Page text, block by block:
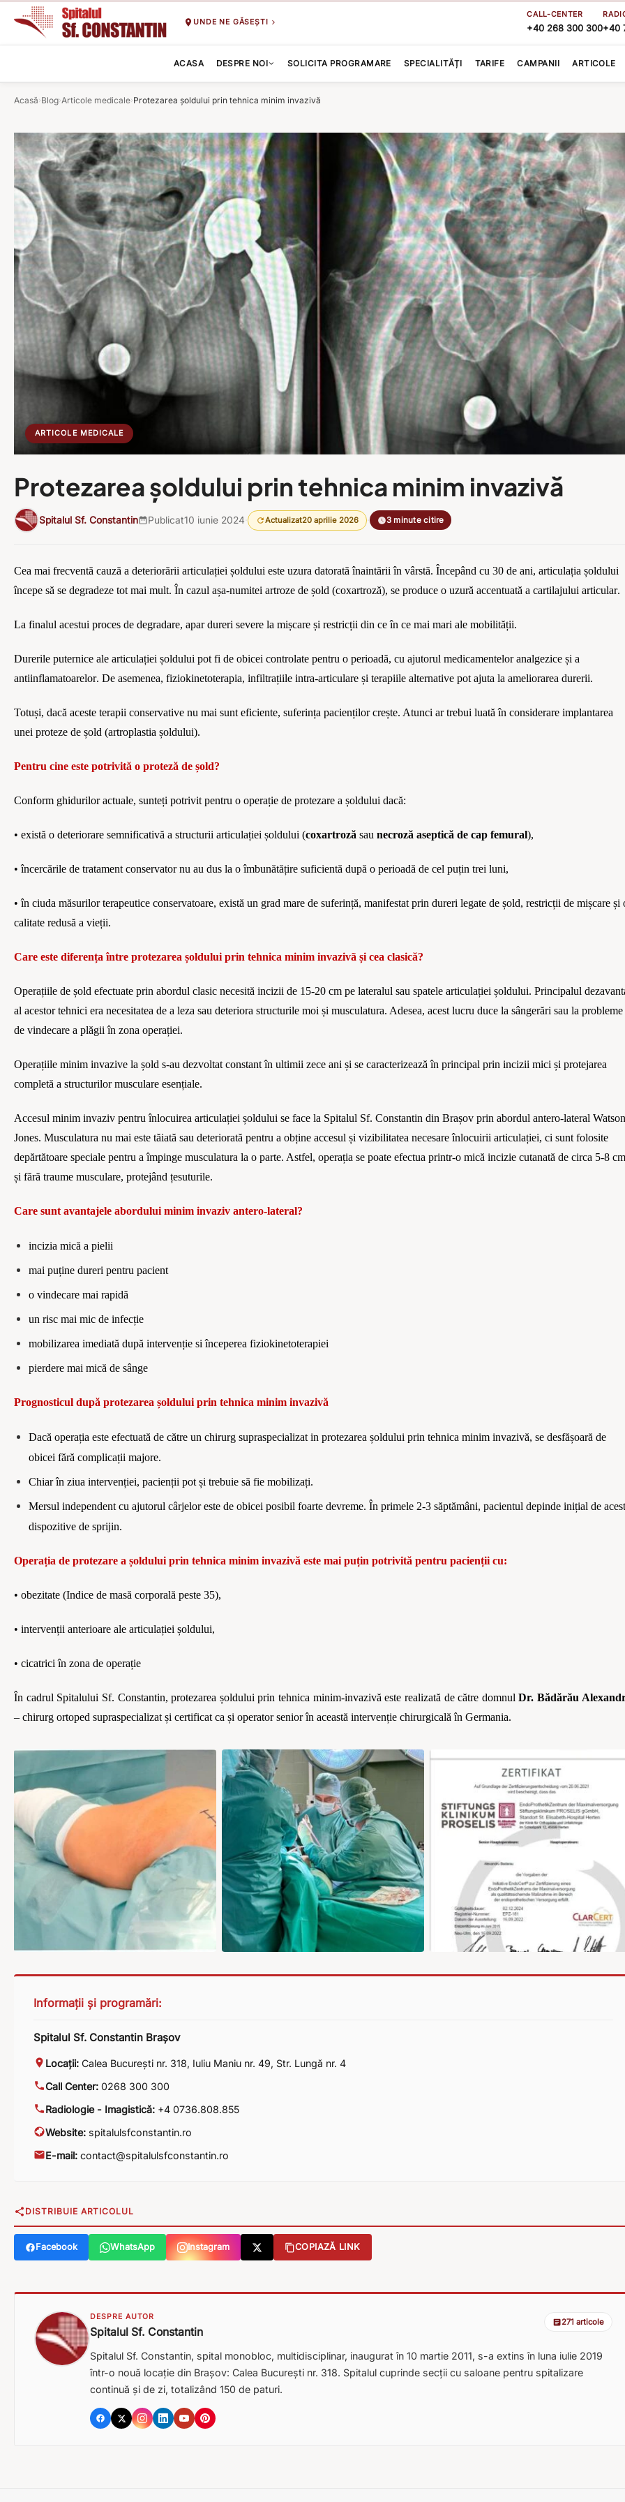
UNDE NE GĂSEȘTI
CALL-CENTER
+40 268 300 300+40
ACASA DESPRE NOI SOLICITA PROGRAMARE SPECIALITĂȚI TARIFE CAMPANII ARTICOLE
Acasă›Blog›Articole medicale›Protezarea șoldului prin tehnica minim invazivă
ARTICOLE MEDICALE
Protezarea șoldului prin tehnica minim invazivă
Spitalul Sf. Constantin Publicat10 iunie 2024 Actualizat20 aprilie 2026 3 minute citire
Cea mai frecventă cauză a deteriorării articulației șoldului este uzura datorată înaintării în vârstă. Începând cu 30 de ani, articulația șoldului
începe să se degradeze tot mai mult. În cazul așa-numitei artroze de șold (coxartroză), se produce o uzură accentuată a cartilajului articular.
La finalul acestui proces de degradare, apar dureri severe la mișcare și restricții din ce în ce mai mari ale mobilității.
Durerile puternice ale articulației șoldului pot fi de obicei controlate pentru o perioadă, cu ajutorul medicamentelor analgezice și a
antiinflamatoarelor. De asemenea, fiziokinetoterapia, infiltrațiile intra-articulare și terapiile alternative pot ajuta la ameliorarea durerii.
Totuși, dacă aceste terapii conservative nu mai sunt eficiente, suferința pacienților crește. Atunci ar trebui luată în considerare implantarea
unei proteze de șold (artroplastia șoldului).
Pentru cine este potrivită o proteză de șold?
Conform ghidurilor actuale, sunteți potrivit pentru o operație de protezare a șoldului dacă:
• există o deteriorare semnificativă a structurii articulației șoldului (coxartroză sau necroză aseptică de cap femural),
• încercările de tratament conservator nu au dus la o îmbunătățire suficientă după o perioadă de cel puțin trei luni,
• în ciuda măsurilor terapeutice conservatoare, există un grad mare de suferință, manifestat prin dureri legate de șold, restricții de mișcare și
calitate redusă a vieții.
Care este diferența între protezarea șoldului prin tehnica minim invazivã și cea clasică?
Operațiile de șold efectuate prin abordul clasic necesită incizii de 15-20 cm pe lateralul sau spatele articulației șoldului. Principalul
al acestor tehnici era necesitatea de a leza sau deteriora structurile moi și musculatura. Adesea, acest lucru duce la sângerări sau la probleme
de vindecare a plăgii în zona operației.
Operațiile minim invazive la șold s-au dezvoltat constant în ultimii zece ani și se caracterizează în principal prin incizii mici și protejarea
completă a structurilor musculare esențiale.
Accesul minim invaziv pentru înlocuirea articulației șoldului se face la Spitalul Sf. Constantin din Brașov prin abordul antero-lateral
Jones. Musculatura nu mai este tăiată sau deteriorată pentru a obține accesul și vizibilitatea necesareînlocuirii articulației, ci sunt folosite
depărtătoare speciale pentru a împinge musculatura la o parte. Astfel, operația se poate efectua printr-o mică incizie cutanată de circa 5-8 cm
și fără traume musculare, protejând țesuturile.
Care sunt avantajele abordului minim invaziv antero-lateral?
incizia mică a pielii
mai puține dureri pentru pacient
o vindecare mai rapidă
un risc mai mic de infecție
mobilizarea imediată după intervenție si începerea fiziokinetoterapiei
pierdere mai mică de sânge
Prognosticul după protezarea șoldului prin tehnica minim invazivă
Dacă operația este efectuată de către un chirurg supraspecializat in protezarea șoldului prin tehnica minim invazivă, se desfășoară de
obicei fără complicații majore.
Chiar în ziua intervenției, pacienții pot și trebuie să fie mobilizați.
Mersul independent cu ajutorul cârjeloreste de obicei posibil foarte devreme. În primele 2-3 săptămâni, pacientul depinde inițial de
dispozitive de sprijin.
Operația de protezare a șoldului prin tehnica minim invazivă este mai puțin potrivită pentru pacienții cu:
• obezitate (Indice de masă corporală peste 35),
• intervenții anterioare ale articulației șoldului,
• cicatriciîn zona de operație
În cadrul Spitalului Sf. Constantin, protezarea șoldului prin tehnica minim-invazivă este realizată de către domnulDr. Bădărău
– chirurg ortoped supraspecializat și certificat ca și operator seniorîn această intervenție chirurgicală în Germania.
Informații și programări:
Spitalul Sf. Constantin Brașov
Locații: Calea București nr. 318, Iuliu Maniu nr. 49, Str. Lungă nr. 4
Call Center: 0268 300 300
Radiologie - Imagistică: +4 0736.808.855
Website: spitalulsfconstantin.ro
E-mail: contact@spitalulsfconstantin.ro
DISTRIBUIE ARTICOLUL
Facebook WhatsApp Instagram COPIAZĂ LINK
DESPRE AUTOR
Spitalul Sf. Constantin
271 articole
Spitalul Sf. Constantin, spital monobloc, multidisciplinar, inaugurat în 10 martie 2011, s-a extins în luna iulie 2019
într-o nouă locație din Brașov: Calea București nr. 318. Spitalul cuprinde secții cu saloane pentru spitalizare
continuă și de zi, totalizând 150 de paturi.